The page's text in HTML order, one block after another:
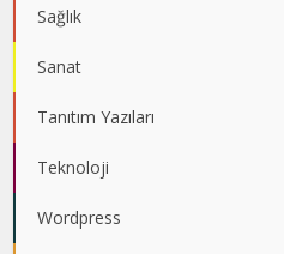
Sağlık
Sanat
Tanıtım Yazıları
Teknoloji
Wordpress